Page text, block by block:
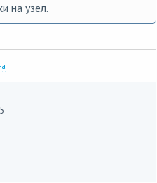
на узел.